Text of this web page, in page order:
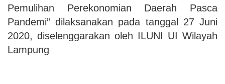
Pemulihan Perekonomian Daerah Pasca
Pandemi” dilaksanakan pada tanggal 27 Juni
2020, diselenggarakan oleh ILUNI UI Wilayah
Lampung